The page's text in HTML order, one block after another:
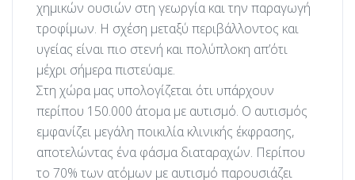
χημικών ουσιών στη γεωργία και την παραγωγή
τροφίμων. Η σχέση μεταξύ περιβάλλοντος και
υγείας είναι πιο στενή και πολύπλοκη απ’ότι
μέχρι σήμερα πιστεύαμε.
Στη χώρα μας υπολογίζεται ότι υπάρχουν
περίπου 150.000 άτομα με αυτισμό. Ο αυτισμός
εμφανίζει μεγάλη ποικιλία κλινικής έκφρασης,
αποτελώντας ένα φάσμα διαταραχών. Περίπου
το 70% των ατόμων με αυτισμό παρουσιάζει